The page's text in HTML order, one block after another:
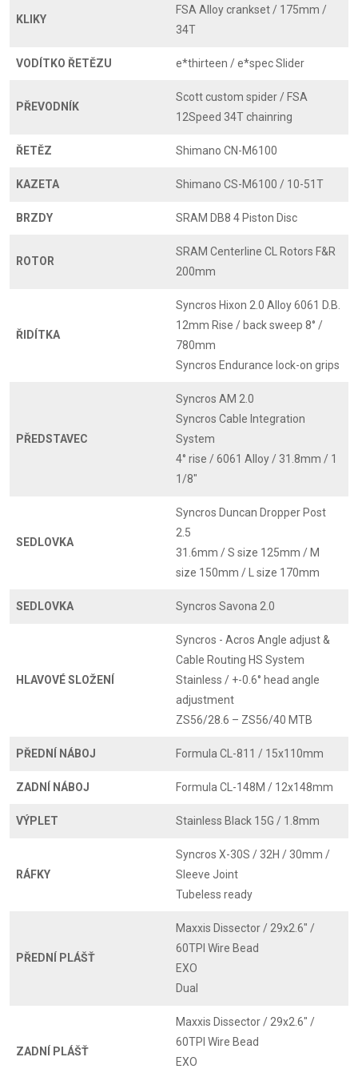
KLIKY
FSA Alloy crankset / 175mm /
34T
VODÍTKO ŘETĚZU e*thirteen / e*spec Slider
PŘEVODNÍK
Scott custom spider / FSA
12Speed 34T chainring
ŘETĚZ Shimano CN-M6100
KAZETA Shimano CS-M6100 / 10-51T
BRZDY SRAM DB8 4 Piston Disc
ROTOR
SRAM Centerline CL Rotors F&R
200mm
ŘIDÍTKA
Syncros Hixon 2.0 Alloy 6061 D.B.
12mm Rise / back sweep 8° /
780mm
Syncros Endurance lock-on grips
PŘEDSTAVEC
Syncros AM 2.0
Syncros Cable Integration
System
4° rise / 6061 Alloy / 31.8mm / 1
1/8"
SEDLOVKA
Syncros Duncan Dropper Post
2.5
31.6mm / S size 125mm / M
size 150mm / L size 170mm
SEDLOVKA Syncros Savona 2.0
HLAVOVÉ SLOŽENÍ
Syncros - Acros Angle adjust &
Cable Routing HS System
Stainless / +-0.6° head angle
adjustment
ZS56/28.6 – ZS56/40 MTB
PŘEDNÍ NÁBOJ Formula CL-811 / 15x110mm
ZADNÍ NÁBOJ Formula CL-148M / 12x148mm
VÝPLET Stainless Black 15G / 1.8mm
RÁFKY
Syncros X-30S / 32H / 30mm /
Sleeve Joint
Tubeless ready
PŘEDNÍ PLÁŠŤ
Maxxis Dissector / 29x2.6" /
60TPI Wire Bead
EXO
Dual
ZADNÍ PLÁŠŤ
Maxxis Dissector / 29x2.6" /
60TPI Wire Bead
EXO